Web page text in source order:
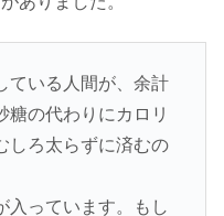
ている人間が、余計
糖の代わりにカロリ
しろ太らずに済むの
入っています。もし